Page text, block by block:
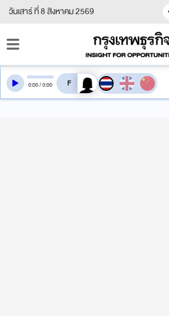
วันเสาร์ ที่ 8 สิงหาคม 2569
0:00/0:00 สลับเสียงอ่าน